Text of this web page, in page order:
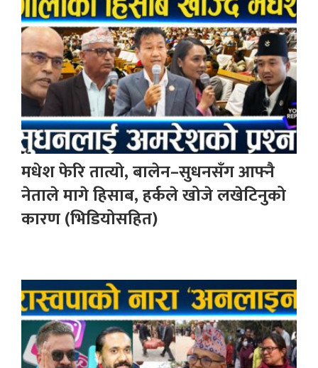
मधेश फेरि तात्यो, बालेन–सुधनसँग आफ्नै
नेताले मागे हिसाब, हर्कले खोजे लखेटिनुको
कारण (भिडियोसहित)